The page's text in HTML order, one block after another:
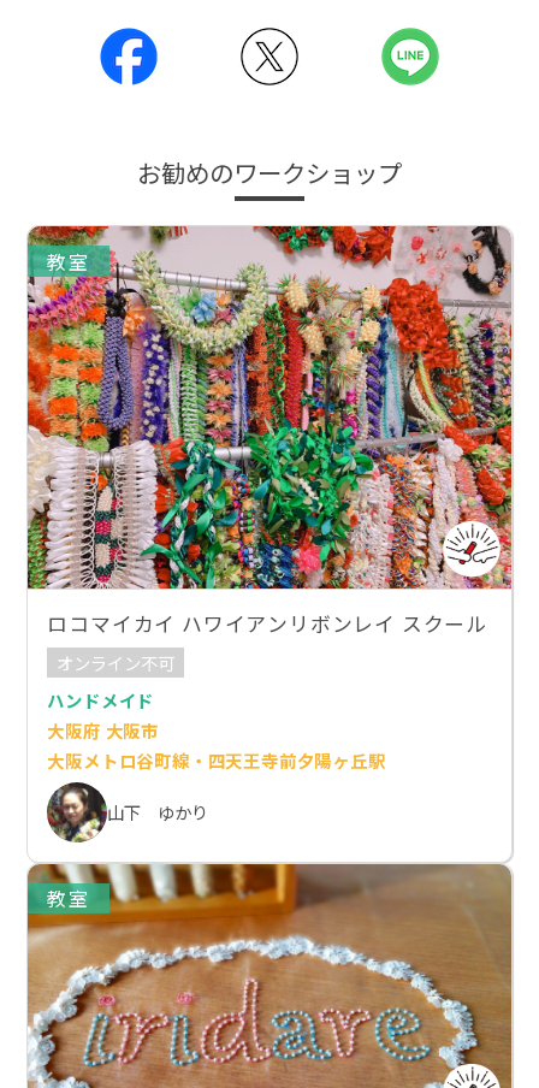
お勧めのワークショップ
教室
ロコマイカイ ハワイアンリボンレイ スクール
オンライン不可
ハンドメイド
大阪府 大阪市
大阪メトロ谷町線・四天王寺前夕陽ヶ丘駅
山下 ゆかり
教室